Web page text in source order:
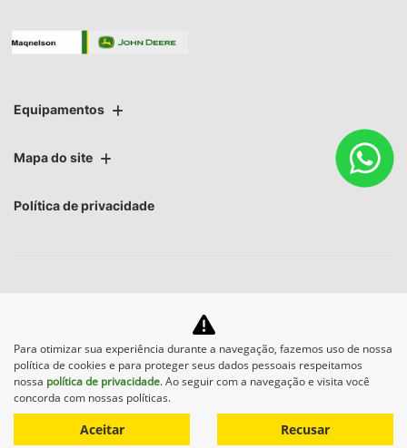
Equipamentos
Mapa do site
Política de privacidade
No trânsito, enxergar o outro salva
vidas.
Desenvolvido pela DEALERSPACE ® Direitos Reservados.
Para otimizar sua experiência durante a navegação, fazemos uso de nossa
política de cookies e para proteger seus dados pessoais respeitamos
nossa política de privacidade. Ao seguir com a navegação e visita você
concorda com nossas políticas.
Aceitar Recusar